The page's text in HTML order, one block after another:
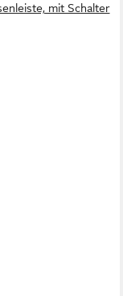
mit Schalter